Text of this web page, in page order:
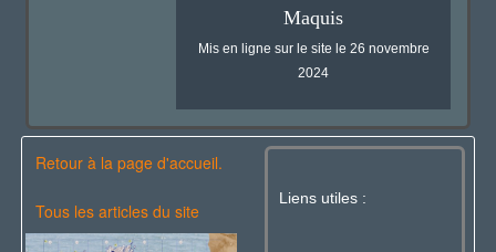
Maquis
Mis en ligne sur le site le 26 novembre
2024
Retour à la page d'accueil.
Tous les articles du site
Liens utiles :